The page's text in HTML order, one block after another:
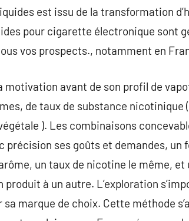
est issu de la transformation
pour cigarette électronique sont
vos prospects., notamment en
motivation avant de son profil de
de taux de substance nicotinique
). Les combinaisons
précision ses goûts et demandes, un
un taux de nicotine le même, et
à un autre. L’exploration
marque de choix. Cette méthode